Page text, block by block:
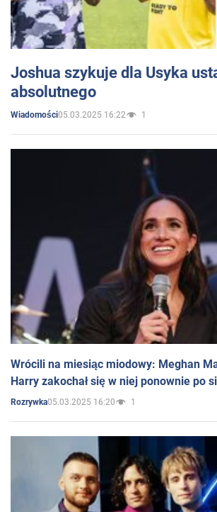
Joshua szykuje dla Usyka
absolutnego
Wiadomości05.03.2025 16:22 1
Wrócili na miesiąc miodowy: Meghan
Harry zakochał się w niej ponownie po
Rozrywka05.03.2025 16:20 1